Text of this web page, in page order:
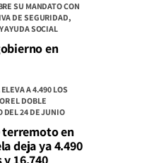
SU MANDATO CON
DE SEGURIDAD,
AYUDA SOCIAL
en
A 4.490 LOS
EL DOBLE
DEL 24 DE JUNIO
terremoto en
deja ya 4.490